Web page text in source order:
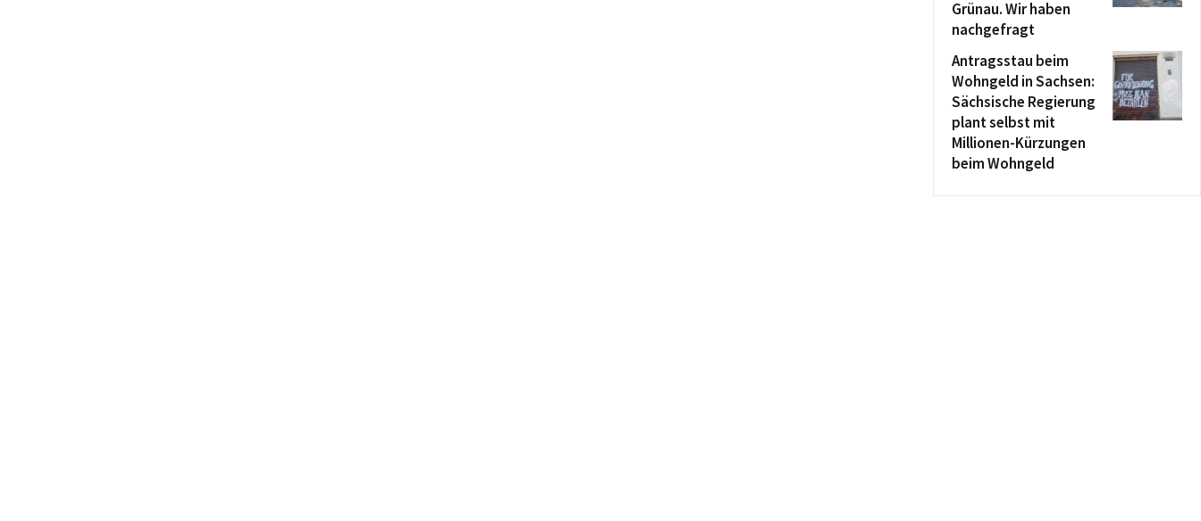
Grünau. Wir haben
nachgefragt
Antragsstau beim
Wohngeld in Sachsen:
Sächsische Regierung
plant selbst mit
Millionen-Kürzungen
beim Wohngeld